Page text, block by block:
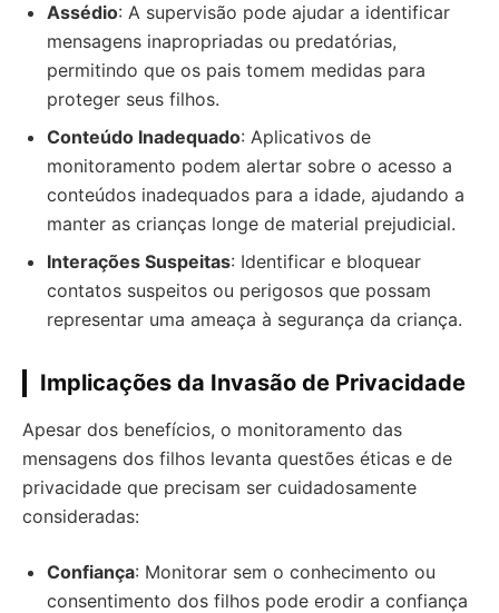
Assédio: A supervisão pode ajudar a identificar
mensagens inapropriadas ou predatórias,
permitindo que os pais tomem medidas para
proteger seus filhos.
Conteúdo Inadequado: Aplicativos de
monitoramento podem alertar sobre o acesso a
conteúdos inadequados para a idade, ajudando a
manter as crianças longe de material prejudicial.
Interações Suspeitas: Identificar e bloquear
contatos suspeitos ou perigosos que possam
representar uma ameaça à segurança da criança.
Implicações da Invasão de Privacidade
Apesar dos benefícios, o monitoramento das
mensagens dos filhos levanta questões éticas e de
privacidade que precisam ser cuidadosamente
consideradas:
Confiança: Monitorar sem o conhecimento ou
consentimento dos filhos pode erodir a confiança